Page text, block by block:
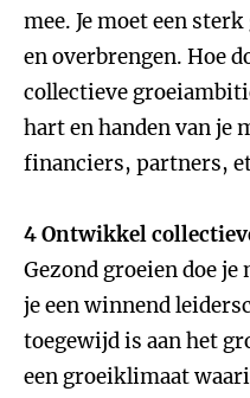
mee. Je moet een
en overbrengen. Hoe
collectieve
hart en handen van je
financiers, partners,
4 Ontwikkel
Gezond groeien doe
je een winnend
toegewijd is aan het
een groeiklimaat